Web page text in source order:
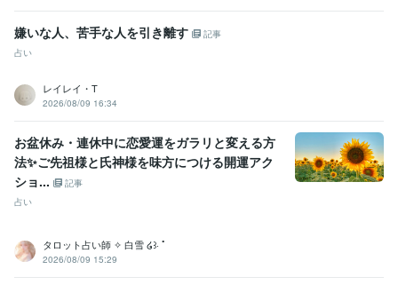
嫌いな人、苦手な人を引き離す
記事
占い
レイレイ・T
2026/08/09 16:34
お盆休み・連休中に恋愛運をガラリと変える方
法✨ご先祖様と氏神様を味方につける開運アク
ショ...
記事
占い
タロット占い師 ✧︎ 白雪 ໒꒱· ﾟ
2026/08/09 15:29